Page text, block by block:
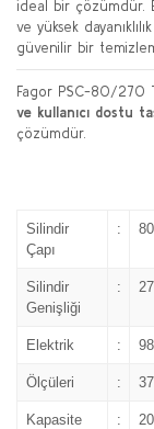
ideal bir çözümdür.
ve yüksek
güvenilir bir
Fagor PSC-80/270
ve kullanıcı dostu
çözümdür.
Silindir
Çapı
:
Silindir
Genişliği
:
Elektrik :
Ölçüleri :
Kapasite :